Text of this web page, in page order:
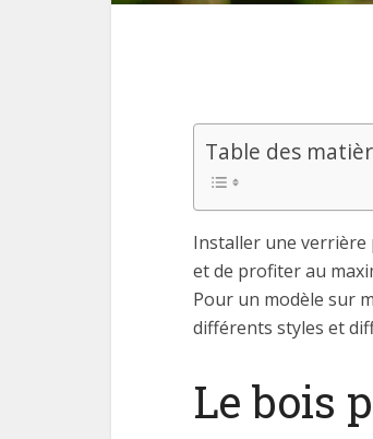
Table des
Installer une verrière
et de profiter au
Pour un modèle sur
différents styles et
Le bois